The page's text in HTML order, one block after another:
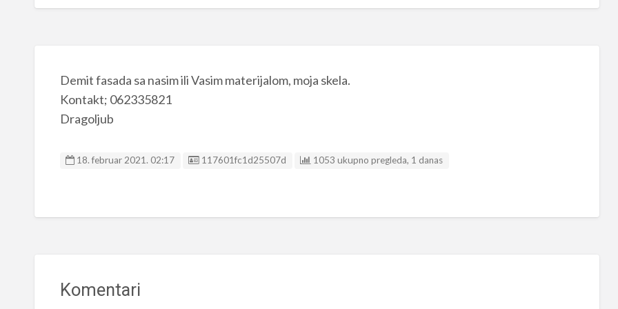
Demit fasada sa nasim ili Vasim materijalom, moja skela.
Kontakt; 062335821
Dragoljub
18. februar 2021. 02:17 Listing ID
117601fc1d25507d 1053 ukupno pregleda, 1 danas
Komentari